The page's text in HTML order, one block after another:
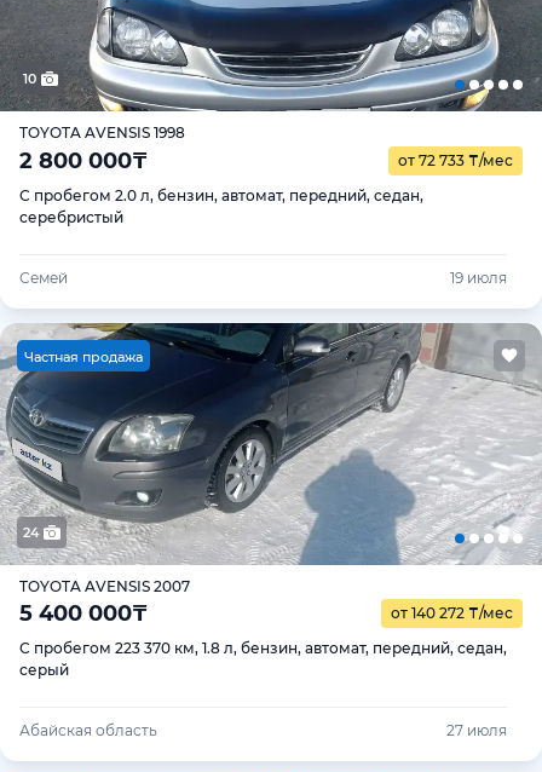
10
TOYOTA AVENSIS 1998
2 800 000₸ от 72 733 ₸/мес
С пробегом 2.0 л, бензин, автомат, передний, седан,
серебристый
Семей 19 июля
Частная продажа
24
TOYOTA AVENSIS 2007
5 400 000₸ от 140 272 ₸/мес
С пробегом 223 370 км, 1.8 л, бензин, автомат, передний, седан,
серый
Абайская область 27 июля